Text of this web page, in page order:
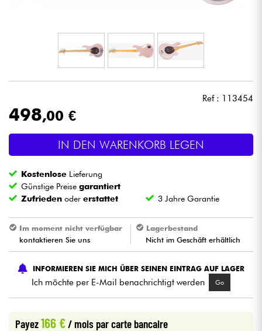
Mikros
Live-Sound
Licht
Drums
Violinen & Quartett
Kinder
Ref : 113454
498,00 €
IN DEN WARENKORB LEGEN
Kostenlose Lieferung
Günstige Preisegarantiert
Zufrieden odererstattet 3 Jahre Garantie
Im moment nicht verfügbar
kontaktieren Sie uns
Lagerbestand
Nicht im Geschäft erhältlich
INFORMIEREN SIE MICH ÜBER SEINEN EINTRAG AUF LAGER
Ich möchte per E-Mail benachrichtigt werden Go
Payez166 €/ mois par carte bancaire